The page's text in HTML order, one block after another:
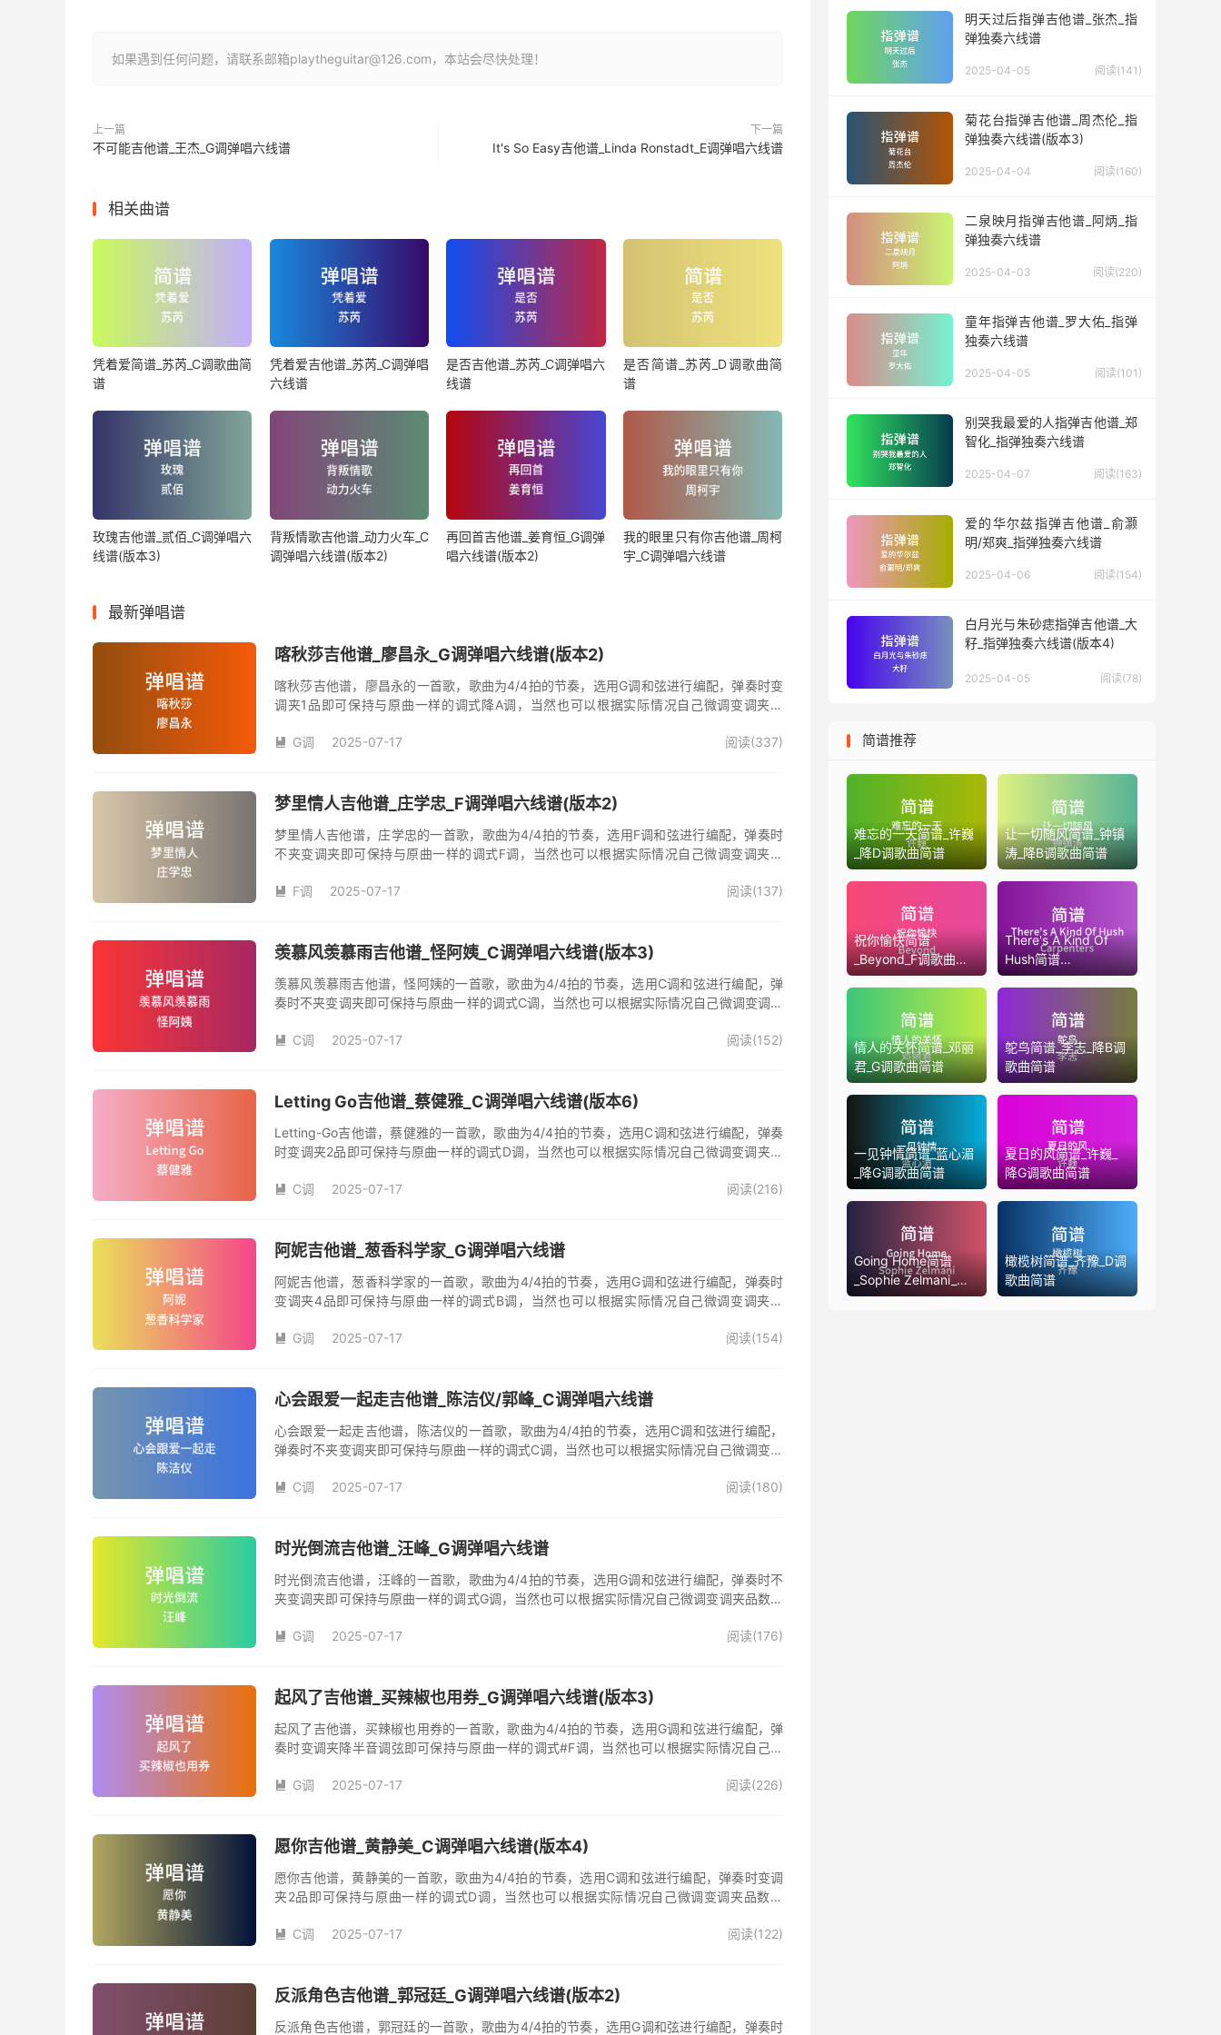
如果遇到任何问题，请联系邮箱playtheguitar@126.com，本站会尽快处理！
上一篇
不可能吉他谱_王杰_G调弹唱六线谱
下一篇
It's So Easy吉他谱_Linda Ronstadt_E调弹唱六线谱
相关曲谱
凭着爱简谱_苏芮_C调歌曲简
谱
凭着爱吉他谱_苏芮_C调弹唱
六线谱
是否吉他谱_苏芮_C调弹唱六
线谱
是否简谱_苏芮_D调歌曲简
谱
玫瑰吉他谱_贰佰_C调弹唱六
线谱(版本3)
背叛情歌吉他谱_动力火车_C
调弹唱六线谱(版本2)
再回首吉他谱_姜育恒_G调弹
唱六线谱(版本2)
我的眼里只有你吉他谱_周柯
宇_C调弹唱六线谱
最新弹唱谱
喀秋莎吉他谱_廖昌永_G调弹唱六线谱(版本2)
喀秋莎吉他谱，廖昌永的一首歌，歌曲为4/4拍的节奏，选用G调和弦进行编配，弹奏时变
调夹1品即可保持与原曲一样的调式降A调，当然也可以根据实际情况自己微调变调夹品
 G调 2025-07-17 阅读(337)
梦里情人吉他谱_庄学忠_F调弹唱六线谱(版本2)
梦里情人吉他谱，庄学忠的一首歌，歌曲为4/4拍的节奏，选用F调和弦进行编配，弹奏时
不夹变调夹即可保持与原曲一样的调式F调，当然也可以根据实际情况自己微调变调夹品
人》是由庄学忠演唱的一首经典歌曲。本吉他谱根据原版F调指法编配，完整的前奏、间奏
 F调 2025-07-17 阅读(137)
羡慕风羡慕雨吉他谱_怪阿姨_C调弹唱六线谱(版本3)
羡慕风羡慕雨吉他谱，怪阿姨的一首歌，歌曲为4/4拍的节奏，选用C调和弦进行编配，弹
奏时不夹变调夹即可保持与原曲一样的调式C调，当然也可以根据实际情况自己微调变调夹
姨演唱的歌曲《羡慕风羡慕雨》原版吉他谱，完整的前奏、间奏、尾奏solo编配，精编完美
 C调 2025-07-17 阅读(152)
Letting Go吉他谱_蔡健雅_C调弹唱六线谱(版本6)
Letting-Go吉他谱，蔡健雅的一首歌，歌曲为4/4拍的节奏，选用C调和弦进行编配，弹奏
时变调夹2品即可保持与原曲一样的调式D调，当然也可以根据实际情况自己微调变调夹品
 C调 2025-07-17 阅读(216)
阿妮吉他谱_葱香科学家_G调弹唱六线谱
阿妮吉他谱，葱香科学家的一首歌，歌曲为4/4拍的节奏，选用G调和弦进行编配，弹奏时
变调夹4品即可保持与原曲一样的调式B调，当然也可以根据实际情况自己微调变调夹品
 G调 2025-07-17 阅读(154)
心会跟爱一起走吉他谱_陈洁仪/郭峰_C调弹唱六线谱
心会跟爱一起走吉他谱，陈洁仪的一首歌，歌曲为4/4拍的节奏，选用C调和弦进行编配，
弹奏时不夹变调夹即可保持与原曲一样的调式C调，当然也可以根据实际情况自己微调变调
本吉他谱是根据陈洁仪、郭峰演唱的《心会跟爱一起走》歌曲原版编配，完整的前奏、间
 C调 2025-07-17 阅读(180)
时光倒流吉他谱_汪峰_G调弹唱六线谱
时光倒流吉他谱，汪峰的一首歌，歌曲为4/4拍的节奏，选用G调和弦进行编配，弹奏时不
夹变调夹即可保持与原曲一样的调式G调，当然也可以根据实际情况自己微调变调夹品数。
汪峰创作并演唱的歌曲，收录在他2005年发行的专辑《怒放的生命》中 。本吉他谱根据原
 G调 2025-07-17 阅读(176)
起风了吉他谱_买辣椒也用券_G调弹唱六线谱(版本3)
起风了吉他谱，买辣椒也用券的一首歌，歌曲为4/4拍的节奏，选用G调和弦进行编配，弹
奏时变调夹降半音调弦即可保持与原曲一样的调式#F调，当然也可以根据实际情况自己微
域部分，原曲太高，大部分人唱不上去，原调#F，所以选G调指法编配，降半音为原调。在
版，略难一点，但是多加练习就能拿下来，可以试着挑战一下。不想练的可以省略。歌词反
 G调 2025-07-17 阅读(226)
愿你吉他谱_黄静美_C调弹唱六线谱(版本4)
愿你吉他谱，黄静美的一首歌，歌曲为4/4拍的节奏，选用C调和弦进行编配，弹奏时变调
夹2品即可保持与原曲一样的调式D调，当然也可以根据实际情况自己微调变调夹品数。
 C调 2025-07-17 阅读(122)
反派角色吉他谱_郭冠廷_G调弹唱六线谱(版本2)
反派角色吉他谱，郭冠廷的一首歌，歌曲为4/4拍的节奏，选用G调和弦进行编配，弹奏时
明天过后指弹吉他谱_张杰_指
弹独奏六线谱
2025-04-05 阅读(141)
菊花台指弹吉他谱_周杰伦_指
弹独奏六线谱(版本3)
2025-04-04 阅读(160)
二泉映月指弹吉他谱_阿炳_指
弹独奏六线谱
2025-04-03 阅读(220)
童年指弹吉他谱_罗大佑_指弹
独奏六线谱
2025-04-05 阅读(101)
别哭我最爱的人指弹吉他谱_郑
智化_指弹独奏六线谱
2025-04-07 阅读(163)
爱的华尔兹指弹吉他谱_俞灏
明/郑爽_指弹独奏六线谱
2025-04-06 阅读(154)
白月光与朱砂痣指弹吉他谱_大
籽_指弹独奏六线谱(版本4)
2025-04-05 阅读(78)
简谱推荐
难忘的一天简谱_许巍
_降D调歌曲简谱
让一切随风简谱_钟镇
涛_降B调歌曲简谱
祝你愉快简谱
_Beyond_F调歌曲简
谱
There's A Kind Of
Hush简谱
_Carpenters_D调歌曲
情人的关怀简谱_邓丽
君_G调歌曲简谱
鸵鸟简谱_李志_降B调
歌曲简谱
一见钟情简谱_蓝心湄
_降G调歌曲简谱
夏日的风简谱_许巍_
降G调歌曲简谱
Going Home简谱
_Sophie Zelmani_降B
调歌曲简谱
橄榄树简谱_齐豫_D调
歌曲简谱